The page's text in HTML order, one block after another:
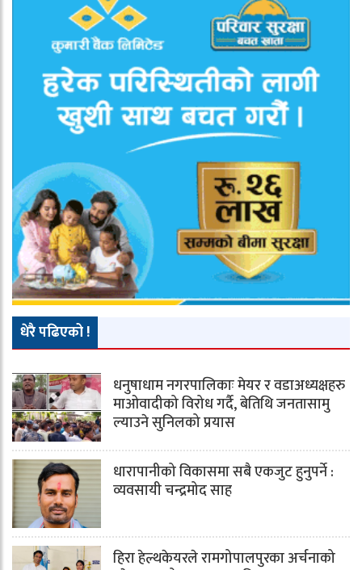
धेरै पढिएको !
धनुषाधाम नगरपालिकाः मेयर र वडाअध्यक्षहरु
माओवादीको विरोध गर्दै, बेतिथि जनतासामु
ल्याउने सुनिलको प्रयास
धारापानीको विकासमा सबै एकजुट हुनुपर्ने :
व्यवसायी चन्द्रमोद साह
हिरा हेल्थकेयरले रामगोपालपुरका अर्चनाको